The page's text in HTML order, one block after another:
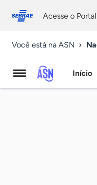
conosco
Acesse o
Você está na ASN
Agência
Início